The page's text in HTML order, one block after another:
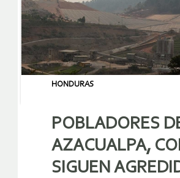
HONDURAS
POBLADORES
AZACUALPA,
SIGUEN